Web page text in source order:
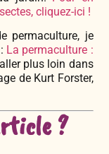
cliquez-ici !
permaculture, je
La permaculture :
plus loin dans
de Kurt Forster,
?